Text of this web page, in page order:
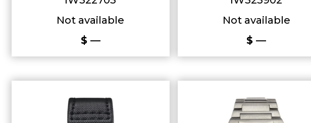
Not available
$ —
Not available
$ —